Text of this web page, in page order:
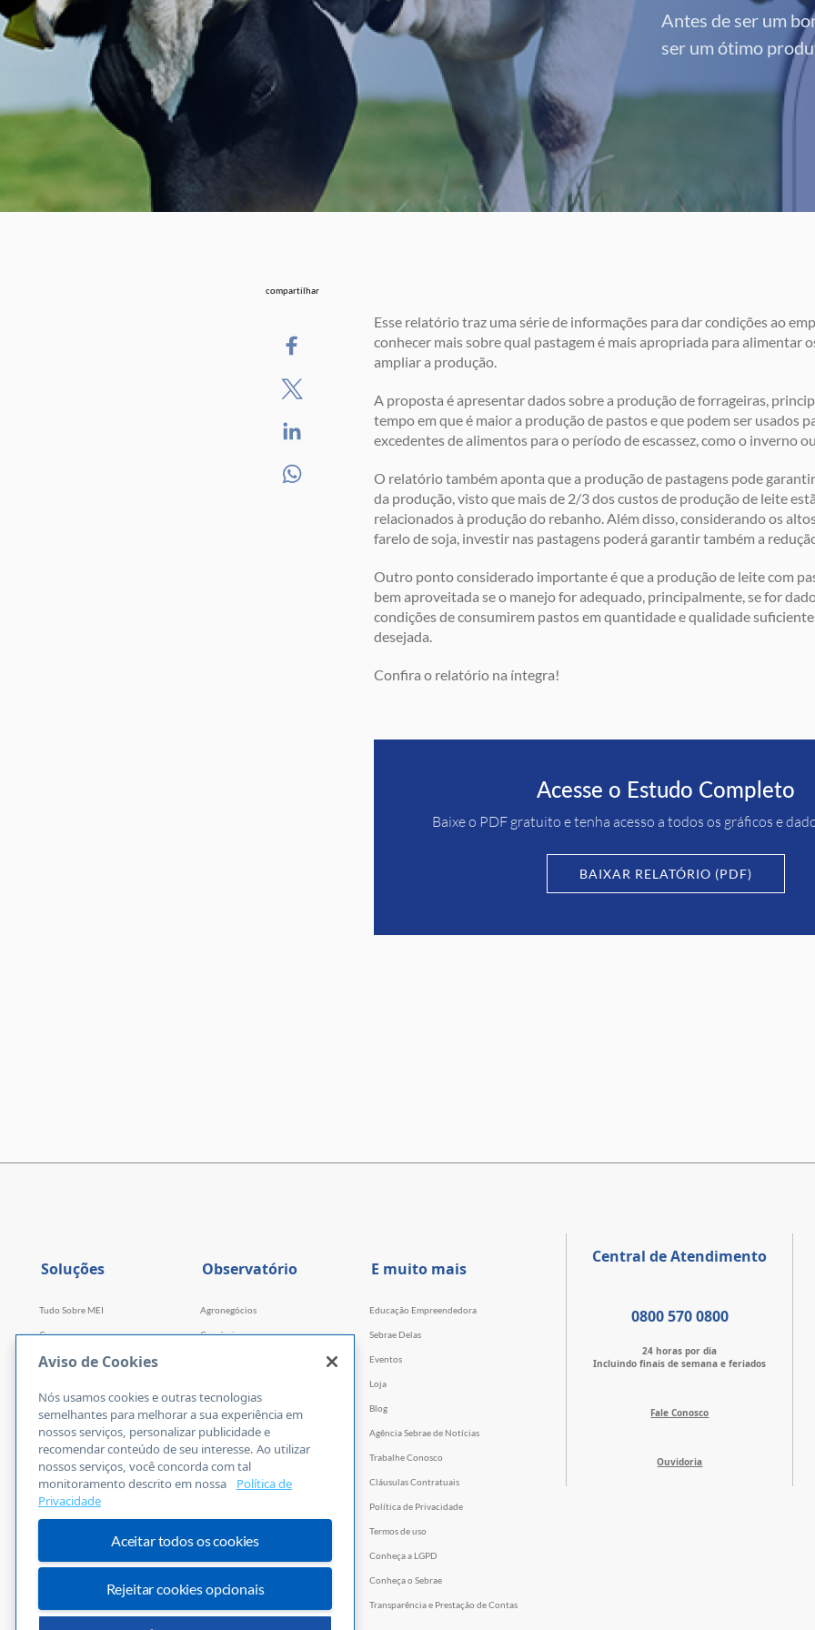
Antes de ser um
ser um ótimo
compartilhar
Esse relatório traz uma série de informações para dar condições ao
conhecer mais sobre qual pastagem é mais apropriada para alimentar
ampliar a produção.
A proposta é apresentar dados sobre a produção de forrageiras,
tempo em que é maior a produção de pastos e que podem ser usados
excedentes de alimentos para o período de escassez, como o inverno
O relatório também aponta que a produção de pastagens pode
da produção, visto que mais de 2/3 dos custos de produção de leite
relacionados à produção do rebanho. Além disso, considerando os
farelo de soja, investir nas pastagens poderá garantir também a
Outro ponto considerado importante é que a produção de leite com
bem aproveitada se o manejo for adequado, principalmente, se for
condições de consumirem pastos em quantidade e qualidade
desejada.
Confira o relatório na íntegra!
Acesse o Estudo Completo
Baixe o PDF gratuito e tenha acesso a todos os gráficos e
BAIXAR RELATÓRIO (PDF)
Soluções
Tudo Sobre MEI
Cursos
Cursos por WhatsApp
Faculdade Sebrae
Webinars
Empretec
PGA
Ferramentas
Observatório
Agronegócios
Comércio
Tecnologia e Startups
E muito mais
Educação Empreendedora
Sebrae Delas
Eventos
Loja
Blog
Agência Sebrae de Notícias
Trabalhe Conosco
Cláusulas Contratuais
Política de Privacidade
Termos de uso
Conheça a LGPD
Conheça o Sebrae
Transparência e Prestação de Contas
Central de Atendimento
0800 570 0800
24 horas por dia
Incluindo finais de semana e feriados
Fale Conosco
Ouvidoria
Aviso de Cookies
Nós usamos cookies e outras tecnologias
semelhantes para melhorar a sua experiência em
nossos serviços, personalizar publicidade e
recomendar conteúdo de seu interesse. Ao utilizar
nossos serviços, você concorda com tal
monitoramento descrito em nossa
Política de
Privacidade
Aceitar todos os cookies
Rejeitar cookies opcionais